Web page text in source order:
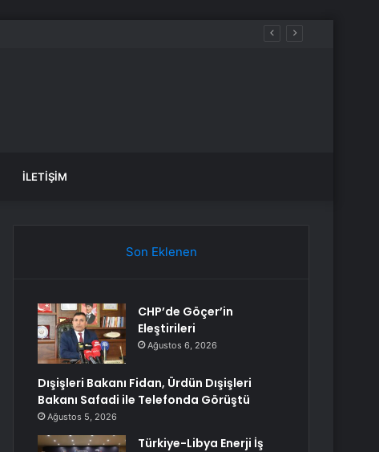
İLETIŞIM
Son Eklenen
CHP’de Göçer’in
Eleştirileri
Ağustos 6, 2026
Dışişleri Bakanı Fidan, Ürdün Dışişleri
Bakanı Safadi ile Telefonda Görüştü
Ağustos 5, 2026
Türkiye-Libya Enerji İş